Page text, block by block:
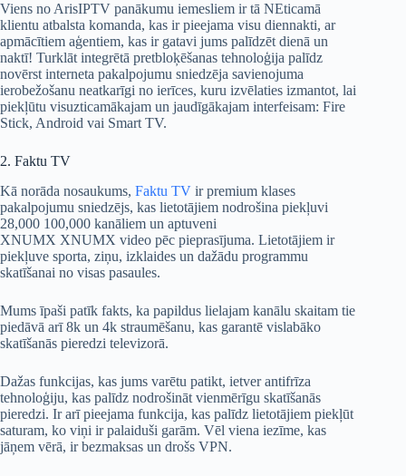
Viens no ArisIPTV panākumu iemesliem ir tā NEticamā
klientu atbalsta komanda, kas ir pieejama visu diennakti, ar
apmācītiem aģentiem, kas ir gatavi jums palīdzēt dienā un
naktī! Turklāt integrētā pretbloķēšanas tehnoloģija palīdz
novērst interneta pakalpojumu sniedzēja savienojuma
ierobežošanu neatkarīgi no ierīces, kuru izvēlaties izmantot, lai
piekļūtu visuzticamākajam un jaudīgākajam interfeisam: Fire
Stick, Android vai Smart TV.
2. Faktu TV
Kā norāda nosaukums, Faktu TV ir premium klases
pakalpojumu sniedzējs, kas lietotājiem nodrošina piekļuvi
28,000 100,000 kanāliem un aptuveni
XNUMX XNUMX video pēc pieprasījuma. Lietotājiem ir
piekļuve sporta, ziņu, izklaides un dažādu programmu
skatīšanai no visas pasaules.
Mums īpaši patīk fakts, ka papildus lielajam kanālu skaitam tie
piedāvā arī 8k un 4k straumēšanu, kas garantē vislabāko
skatīšanās pieredzi televizorā.
Dažas funkcijas, kas jums varētu patikt, ietver antifrīza
tehnoloģiju, kas palīdz nodrošināt vienmērīgu skatīšanās
pieredzi. Ir arī pieejama funkcija, kas palīdz lietotājiem piekļūt
saturam, ko viņi ir palaiduši garām. Vēl viena iezīme, kas
jāņem vērā, ir bezmaksas un drošs VPN.